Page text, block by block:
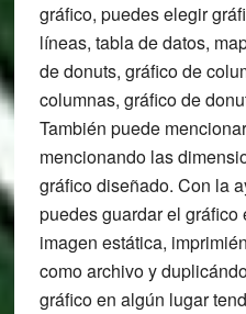
gráfico, puedes elegir
líneas, tabla de datos,
de donuts, gráfico de
columnas, gráfico de
También puede
mencionando las
gráfico diseñado. Con la
puedes guardar el gráfico
imagen estática,
como archivo y
gráfico en algún lugar